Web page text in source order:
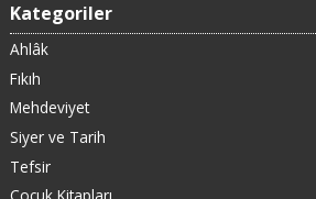
Kategoriler
Ahlâk
Fıkıh
Mehdeviyet
Siyer ve Tarih
Tefsir